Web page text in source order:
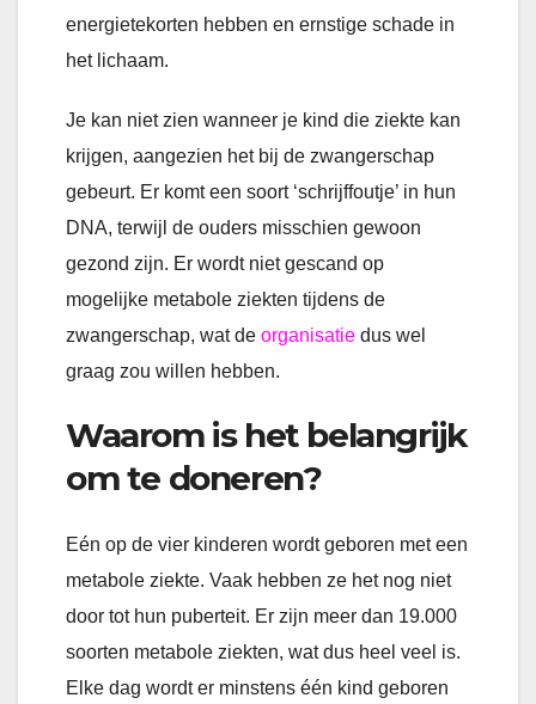
energietekorten hebben en ernstige schade in
het lichaam.
Je kan niet zien wanneer je kind die ziekte kan
krijgen, aangezien het bij de zwangerschap
gebeurt. Er komt een soort ‘schrijffoutje’ in hun
DNA, terwijl de ouders misschien gewoon
gezond zijn. Er wordt niet gescand op
mogelijke metabole ziekten tijdens de
zwangerschap, wat de organisatie dus wel
graag zou willen hebben.
Waarom is het belangrijk
om te doneren?
Eén op de vier kinderen wordt geboren met een
metabole ziekte. Vaak hebben ze het nog niet
door tot hun puberteit. Er zijn meer dan 19.000
soorten metabole ziekten, wat dus heel veel is.
Elke dag wordt er minstens één kind geboren